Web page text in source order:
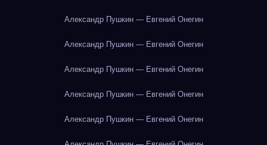
Александр Пушкин — Евгений Онегин
Александр Пушкин — Евгений Онегин
Александр Пушкин — Евгений Онегин
Александр Пушкин — Евгений Онегин
Александр Пушкин — Евгений Онегин